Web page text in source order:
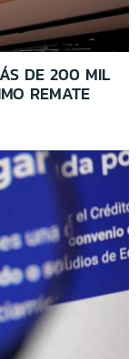
DE 200 MIL
REMATE